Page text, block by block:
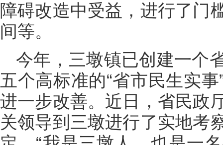
障碍改造中受益，进行了门
间等。
今年，三墩镇已创建一个
五个高标准的“省市民生实
进一步改善。近日，省民政
关领导到三墩进行了实地考